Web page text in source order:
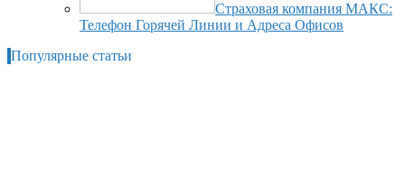
Страховая компания МАКС:
Телефон Горячей Линии и Адреса Офисов
Популярные статьи